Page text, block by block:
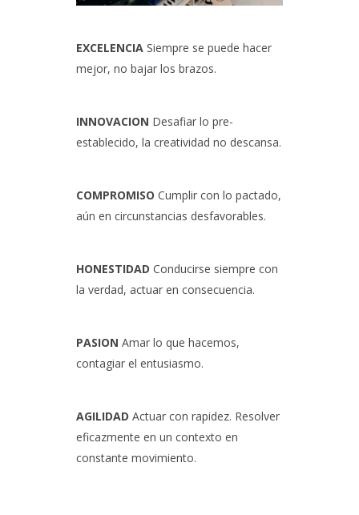
EXCELENCIA Siempre se puede hacer
mejor, no bajar los brazos.
INNOVACION Desafiar lo pre-
establecido, la creatividad no descansa.
COMPROMISO Cumplir con lo pactado,
aún en circunstancias desfavorables.
HONESTIDAD Conducirse siempre con
la verdad, actuar en consecuencia.
PASION Amar lo que hacemos,
contagiar el entusiasmo.
AGILIDAD Actuar con rapidez. Resolver
eficazmente en un contexto en
constante movimiento.